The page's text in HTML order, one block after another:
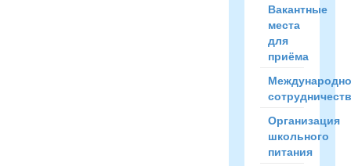
Вакантные
места
для
приёма
Организация
школьного
питания